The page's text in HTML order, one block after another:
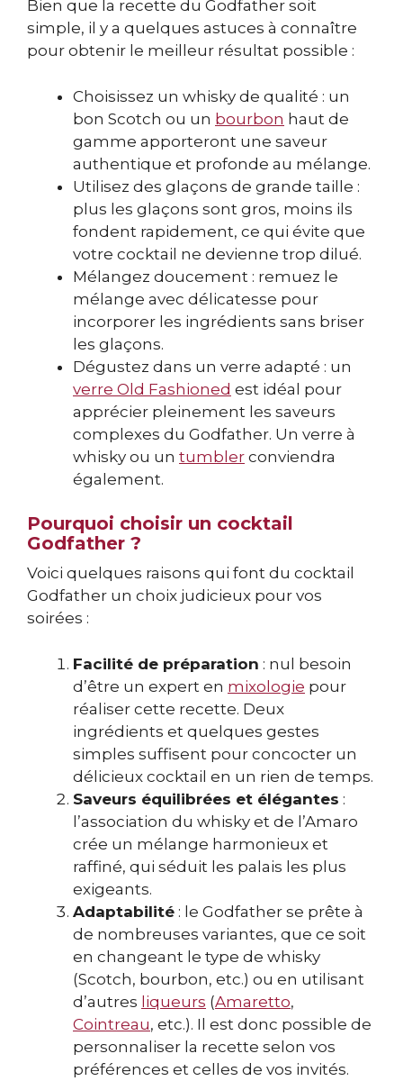
Bien que la recette du Godfather soit
simple, il y a quelques astuces à connaître
pour obtenir le meilleur résultat possible :
Choisissez un whisky de qualité : un
bon Scotch ou un bourbon haut de
gamme apporteront une saveur
authentique et profonde au mélange.
Utilisez des glaçons de grande taille :
plus les glaçons sont gros, moins ils
fondent rapidement, ce qui évite que
votre cocktail ne devienne trop dilué.
Mélangez doucement : remuez le
mélange avec délicatesse pour
incorporer les ingrédients sans briser
les glaçons.
Dégustez dans un verre adapté : un
verre Old Fashioned est idéal pour
apprécier pleinement les saveurs
complexes du Godfather. Un verre à
whisky ou un tumbler conviendra
également.
Pourquoi choisir un cocktail
Godfather ?
Voici quelques raisons qui font du cocktail
Godfather un choix judicieux pour vos
soirées :
Facilité de préparation : nul besoin
d’être un expert en mixologie pour
réaliser cette recette. Deux
ingrédients et quelques gestes
simples suffisent pour concocter un
délicieux cocktail en un rien de temps.
Saveurs équilibrées et élégantes :
l’association du whisky et de l’Amaro
crée un mélange harmonieux et
raffiné, qui séduit les palais les plus
exigeants.
Adaptabilité : le Godfather se prête à
de nombreuses variantes, que ce soit
en changeant le type de whisky
(Scotch, bourbon, etc.) ou en utilisant
d’autres liqueurs (Amaretto,
Cointreau, etc.). Il est donc possible de
personnaliser la recette selon vos
préférences et celles de vos invités.